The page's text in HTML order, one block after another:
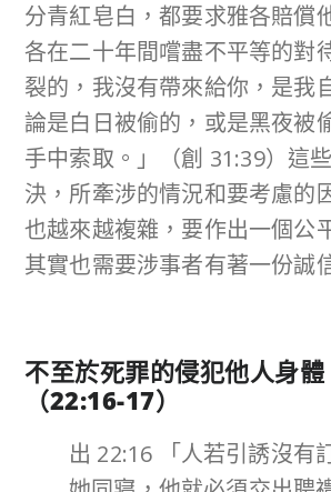
分青紅皂白，都要求雅各賠償
各在二十年間嚐盡不平等的對
裂的，我沒有帶來給你，是我
論是白日被偷的，或是黑夜被
手中索取。」（創 31:39）這
決，所牽涉的情況和要考慮的
也越來越複雜，要作出一個公
其實也需要涉事者有著一份誠
不至於死罪的侵犯他人身
（22:16-17）
出 22:16 「人若引誘沒有